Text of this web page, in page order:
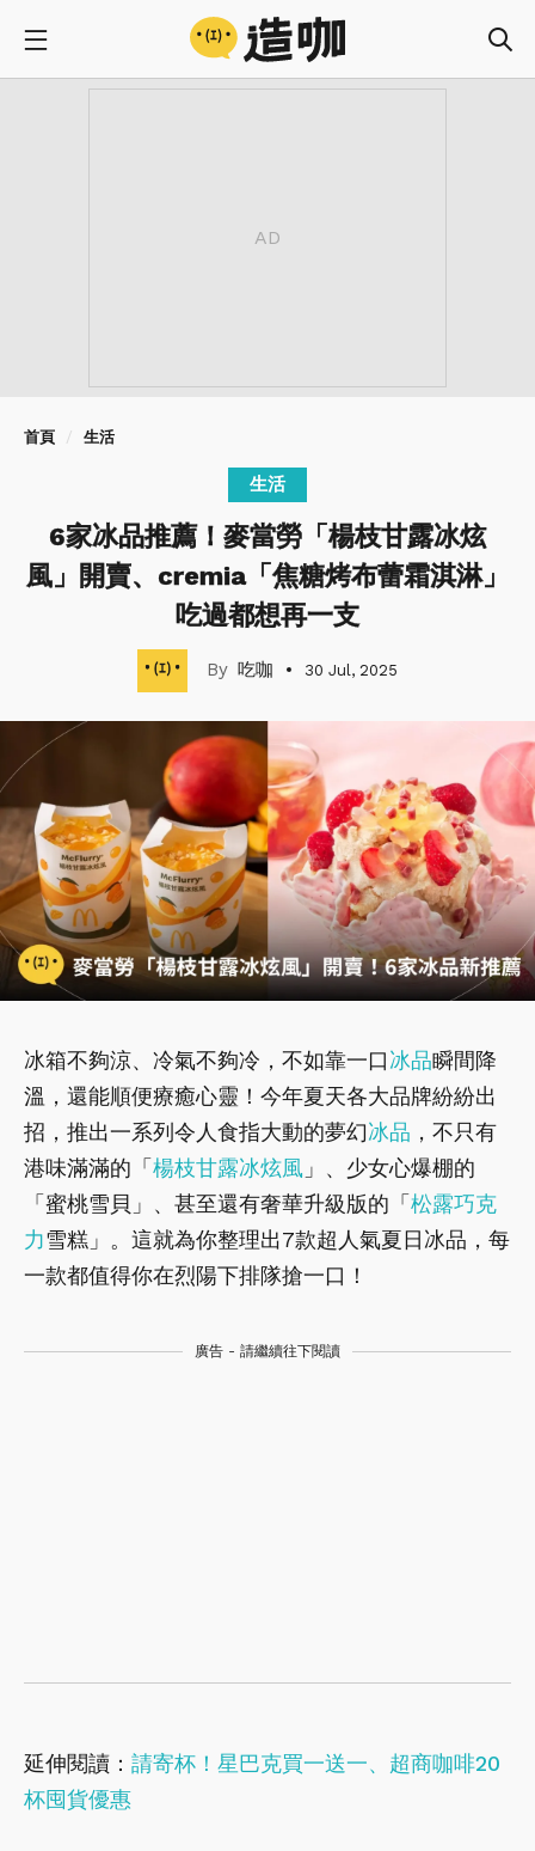
首頁 生活
生活
6家冰品推薦！麥當勞「楊枝甘露冰炫
風」開賣、cremia「焦糖烤布蕾霜淇淋」
吃過都想再一支
吃咖 30 Jul, 2025
冰箱不夠涼、冷氣不夠冷，不如靠一口冰品瞬間降
溫，還能順便療癒心靈！今年夏天各大品牌紛紛出
招，推出一系列令人食指大動的夢幻冰品 ，不只有
港味滿滿的「 楊枝甘露冰炫風 」、少女心爆棚的
「蜜桃雪貝」、甚至還有奢華升級版的「 松露巧克
力雪糕」。這就為你整理出7款超人氣夏日冰品，每
一款都值得你在烈陽下排隊搶一口！
廣告 - 請繼續往下閱讀
延伸閱讀： 請寄杯！星巴克買一送一、超商咖啡20
杯囤貨優惠